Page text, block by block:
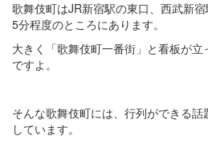
歌舞伎町はJR新宿駅の東口、西武新
5分程度のところにあります。
大きく「歌舞伎町一番街」と看板が
ですよ。
そんな歌舞伎町には、行列ができる
しています。